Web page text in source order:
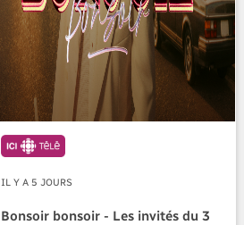
IL Y A 5 JOURS
Bonsoir bonsoir - Les invités du 3